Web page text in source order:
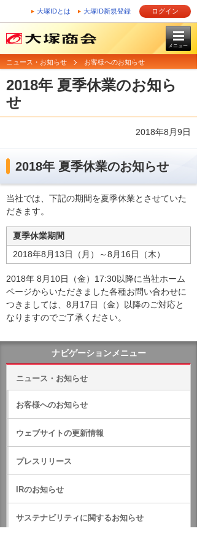
大塚IDとは 大塚ID新規登録 ログイン
メニュー
ニュース・お知らせ お客様へのお知らせ
2018年 夏季休業のお知ら
せ
2018年8月9日
2018年 夏季休業のお知らせ
当社では、下記の期間を夏季休業とさせていた
だきます。
夏季休業期間
2018年8月13日（月）～8月16日（木）
2018年 8月10日（金）17:30以降に当社ホーム
ページからいただきました各種お問い合わせに
つきましては、8月17日（金）以降のご対応と
なりますのでご了承ください。
ナビゲーションメニュー
ニュース・お知らせ
お客様へのお知らせ
ウェブサイトの更新情報
プレスリリース
IRのお知らせ
サステナビリティに関するお知らせ